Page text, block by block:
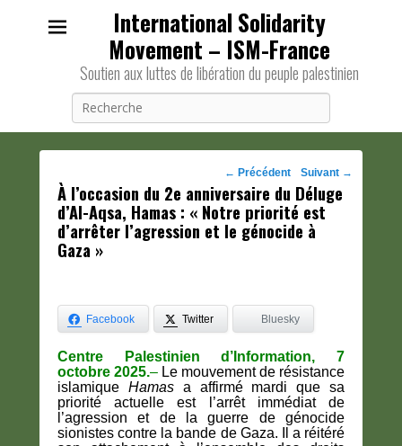
International Solidarity
Movement – ISM-France
Soutien aux luttes de libération du peuple palestinien
Navigation
des
posts
← Précédent Suivant →
À l’occasion du 2e anniversaire du Déluge
d’Al-Aqsa, Hamas : « Notre priorité est
d’arrêter l’agression et le génocide à
Gaza »
Facebook Twitter Bluesky
Centre Palestinien d’Information, 7
octobre 2025.– Le mouvement de résistance
islamique Hamas a affirmé mardi que sa
priorité actuelle est l’arrêt immédiat de
l’agression et de la guerre de génocide
sionistes contre la bande de Gaza. Il a réitéré